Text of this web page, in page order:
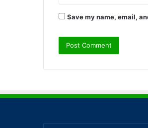
Save my name, email,